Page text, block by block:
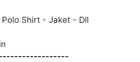
Shirt - Jaket - Dll